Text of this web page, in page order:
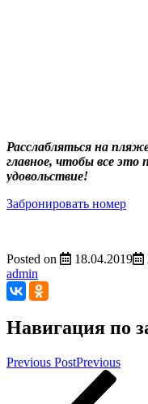
Расслабляться на
главное, чтобы все это
удовольствие!
Забронировать номер
Posted on 18.04.2019
admin
Навигация по
Previous PostPrevious